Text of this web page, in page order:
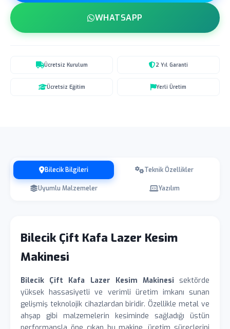
WHATSAPP
Ücretsiz Kurulum 2 Yıl Garanti
Ücretsiz Eğitim Yerli Üretim
Bilecik Bilgileri Teknik Özellikler
Uyumlu Malzemeler Yazılım
Bilecik Çift Kafa Lazer Kesim
Makinesi
Bilecik Çift Kafa Lazer Kesim Makinesi sektörde
yüksek hassasiyetli ve verimli üretim imkanı sunan
gelişmiş teknolojik cihazlardan biridir. Özellikle metal ve
ahşap gibi malzemelerin kesiminde sağladığı üstün